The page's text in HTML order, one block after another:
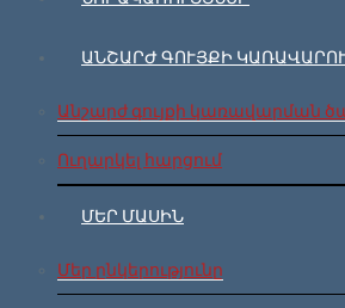
ԱՆՇԱՐԺ ԳՈՒՅՔԻ
Անշարժ գույքի կառավարման
Ուղարկել հարցում
ՄԵՐ ՄԱՍԻՆ
Մեր ընկերությունը